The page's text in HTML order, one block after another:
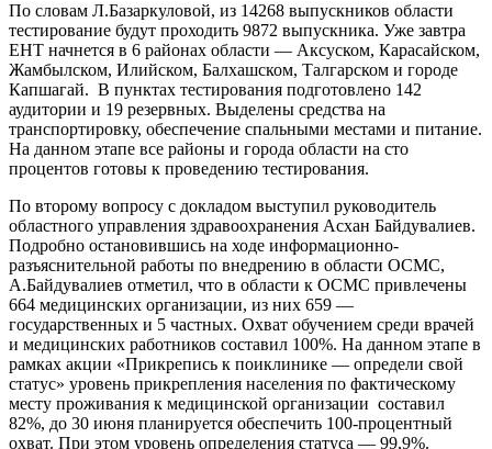
По словам Л.Базаркуловой, из 14268 выпускников области
тестирование будут проходить 9872 выпускника. Уже завтра
ЕНТ начнется в 6 районах области — Аксуском, Карасайском,
Жамбылском, Илийском, Балхашском, Талгарском и городе
Капшагай. В пунктах тестирования подготовлено 142
аудитории и 19 резервных. Выделены средства на
транспортировку, обеспечение спальными местами и питание.
На данном этапе все районы и города области на сто
процентов готовы к проведению тестирования.
По второму вопросу с докладом выступил руководитель
областного управления здравоохранения Асхан Байдувалиев.
Подробно остановившись на ходе информационно-
разъяснительной работы по внедрению в области ОСМС,
А.Байдувалиев отметил, что в области к ОСМС привлечены
664 медицинских организации, из них 659 —
государственных и 5 частных. Охват обучением среди врачей
и медицинских работников составил 100%. На данном этапе в
рамках акции «Прикрепись к поиклинике — определи свой
статус» уровень прикрепления населения по фактическому
месту проживания к медицинской организации составил
82%, до 30 июня планируется обеспечить 100-процентный
охват. При этом уровень определения статуса — 99,9%.